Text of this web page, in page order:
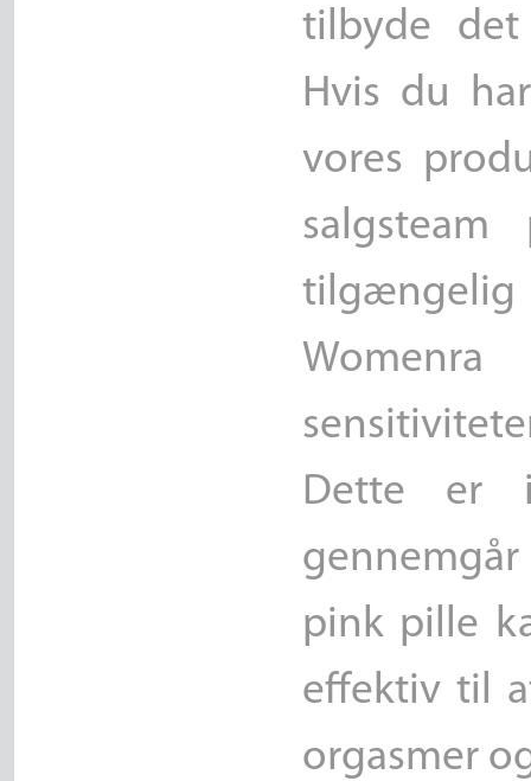
tilbyde det
Hvis du
vores
Dette er
pink pille
effektiv til
orgasmer